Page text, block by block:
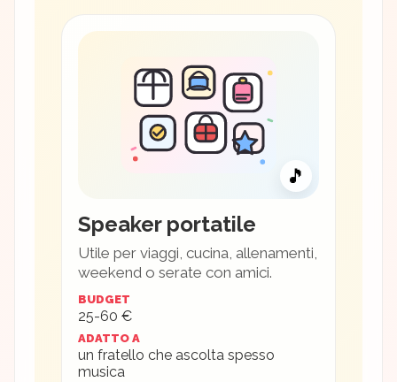
🎵
Speaker portatile
Utile per viaggi, cucina, allenamenti,
weekend o serate con amici.
BUDGET
25-60 €
ADATTO A
un fratello che ascolta spesso
musica